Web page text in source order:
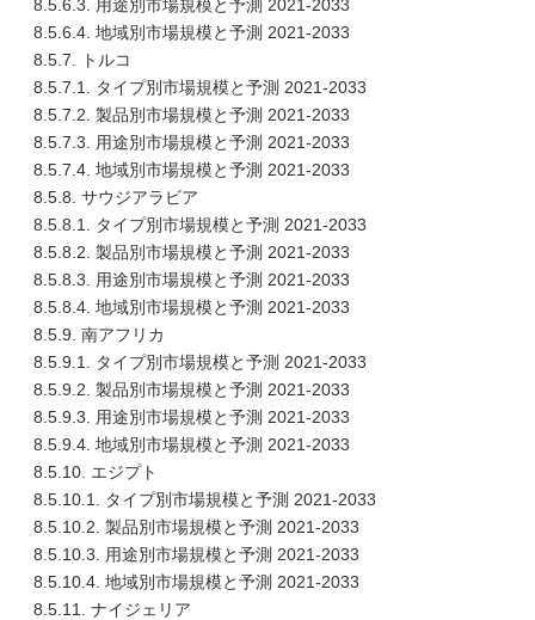
8.5.6.3. 用途別市場規模と予測 2021-2033
8.5.6.4. 地域別市場規模と予測 2021-2033
8.5.7. トルコ
8.5.7.1. タイプ別市場規模と予測 2021-2033
8.5.7.2. 製品別市場規模と予測 2021-2033
8.5.7.3. 用途別市場規模と予測 2021-2033
8.5.7.4. 地域別市場規模と予測 2021-2033
8.5.8. サウジアラビア
8.5.8.1. タイプ別市場規模と予測 2021-2033
8.5.8.2. 製品別市場規模と予測 2021-2033
8.5.8.3. 用途別市場規模と予測 2021-2033
8.5.8.4. 地域別市場規模と予測 2021-2033
8.5.9. 南アフリカ
8.5.9.1. タイプ別市場規模と予測 2021-2033
8.5.9.2. 製品別市場規模と予測 2021-2033
8.5.9.3. 用途別市場規模と予測 2021-2033
8.5.9.4. 地域別市場規模と予測 2021-2033
8.5.10. エジプト
8.5.10.1. タイプ別市場規模と予測 2021-2033
8.5.10.2. 製品別市場規模と予測 2021-2033
8.5.10.3. 用途別市場規模と予測 2021-2033
8.5.10.4. 地域別市場規模と予測 2021-2033
8.5.11. ナイジェリア